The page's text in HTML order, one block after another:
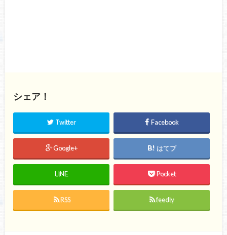
シェア！
Twitter Facebook
Google+ はてブ
LINE Pocket
RSS feedly